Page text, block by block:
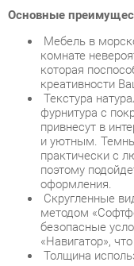
Текстура
фурнитура с
привнесут в
и уютным.
практически с
поэтому
оформления.
Скругленные
методом
безопасные
«Навигатор»,
Толщина
деталях
прочным и
Шкафы набора
максимального
ящиков,